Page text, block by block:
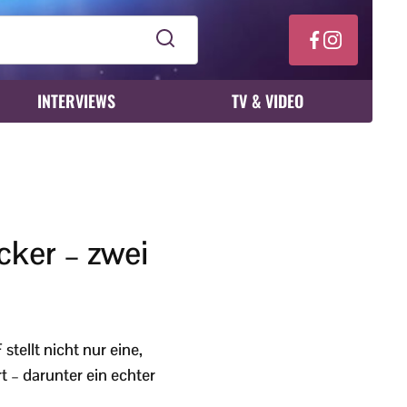
INTERVIEWS TV & VIDEO
– zwei
nicht nur eine,
– darunter ein echter